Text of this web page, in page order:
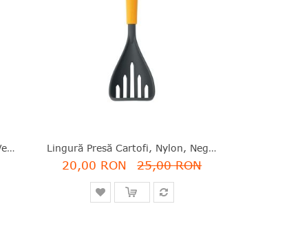
Paletă Servire Și Cuţit, Plastic, Verde, 28.1 Cm, Tasty Plus, Brabantia - 8710755122989 Lingură Presă Cartofi, Nylon, Negru+alben, 26.3 Cm, Tasty Plus, Brabantia - 8710755122866
20,00 RON 25,00 RON